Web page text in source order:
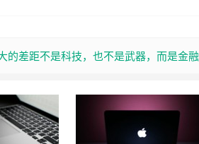
的差距不是科技，也不是武器，而是金融